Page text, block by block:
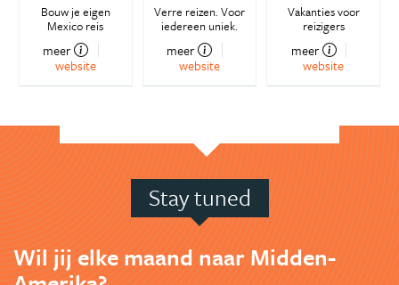
Bouw je eigen
Mexico reis
meer
website
Verre reizen. Voor
iedereen uniek.
meer
website
Vakanties voor
reizigers
meer
website
Stay tuned
Wil jij elke maand naar Midden-